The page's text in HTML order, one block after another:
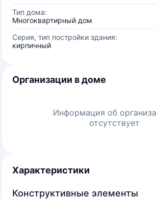
Тип дома:
Многоквартирный дом
Серия, тип постройки здания:
кирпичный
Организации в доме
Информация об
отсутствует
Характеристики
Конструктивные элементы